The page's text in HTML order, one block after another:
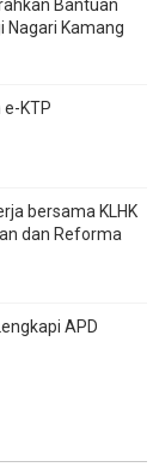
Bantuan
Nagari Kamang
KTP
bersama KLHK
dan Reforma
APD